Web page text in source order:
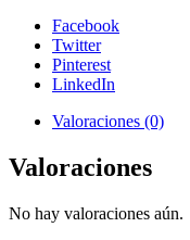
Facebook
Twitter
Pinterest
LinkedIn
Valoraciones (0)
Valoraciones
No hay valoraciones aún.